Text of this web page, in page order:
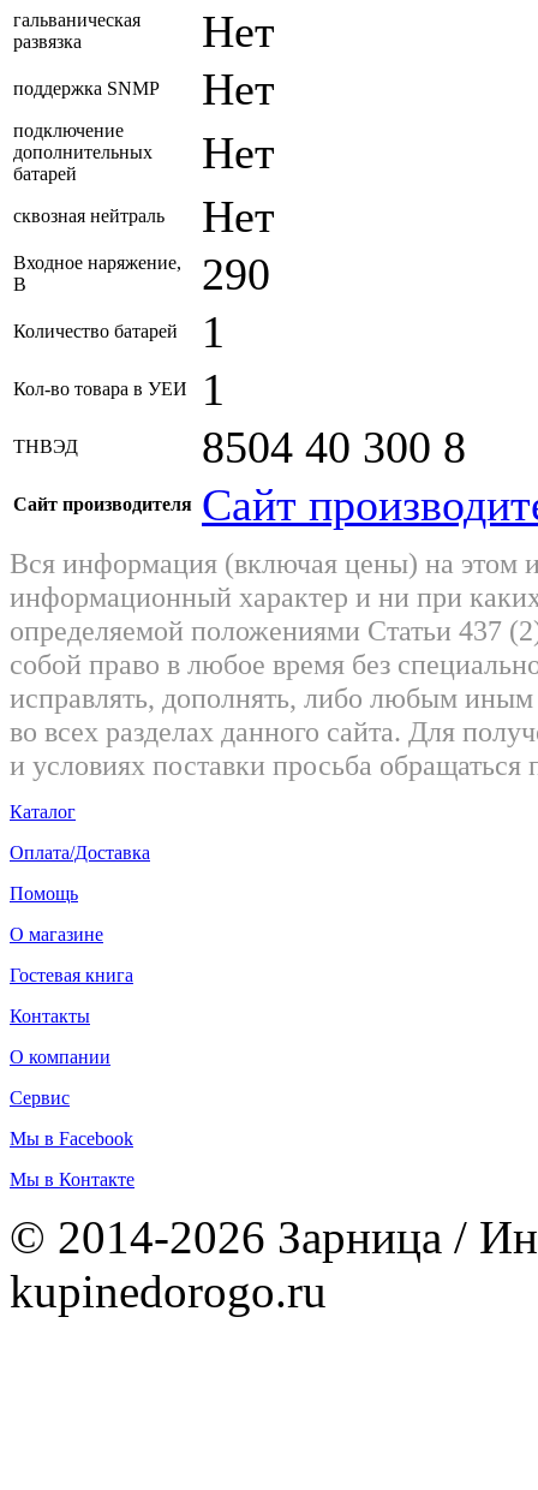
гальваническая
развязка
Нет
поддержка SNMP Нет
подключение
дополнительных
батарей
Нет
сквозная нейтраль Нет
Входное наряжение,
В
290
Количество батарей 1
Кол-во товара в УЕИ 1
ТНВЭД 8504 40 300 8
Сайт производителя Сайт
Вся информация (включая цены) на этом
информационный характер и ни при
определяемой положениями Статьи 437
собой право в любое время без
исправлять, дополнять, либо любым
во всех разделах данного сайта. Для
и условиях поставки просьба
Каталог
Оплата/Доставка
Помощь
О магазине
Гостевая книга
Контакты
О компании
Сервис
Мы в Facebook
Мы в Контакте
© 2014-2026 Зарница /
kupinedorogo.ru